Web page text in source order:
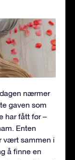
nærmer
gaven som
har fått før –
Enten
vært sammen i
å finne en